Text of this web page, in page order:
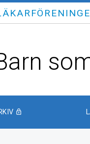
lock_outline